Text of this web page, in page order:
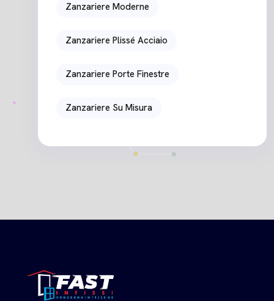
Zanzariere Moderne
Zanzariere Plissé Acciaio
Zanzariere Porte Finestre
Zanzariere Su Misura